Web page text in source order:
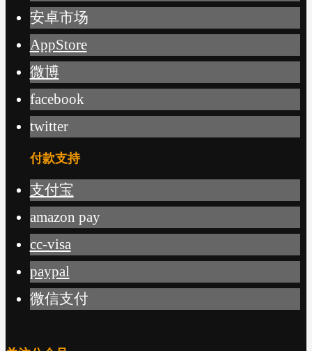
安卓市场
AppStore
微博
facebook
twitter
付款支持
支付宝
amazon pay
cc-visa
paypal
微信支付